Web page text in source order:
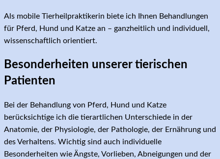
Als mobile Tierheilpraktikerin biete ich Ihnen Behandlungen
für Pferd, Hund und Katze an – ganzheitlich und individuell,
wissenschaftlich orientiert.
Besonderheiten unserer tierischen
Patienten
Bei der Behandlung von Pferd, Hund und Katze
berücksichtige ich die tierartlichen Unterschiede in der
Anatomie, der Physiologie, der Pathologie, der Ernährung und
des Verhaltens. Wichtig sind auch individuelle
Besonderheiten wie Ängste, Vorlieben, Abneigungen und der